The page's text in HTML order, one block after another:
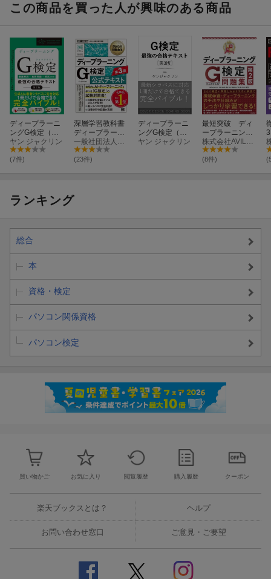
AI・データサイエンス分野の人材育成・教育事業を手がける企
差が付く1冊！
ChatGPT時代のAIリテラシーを身に付けて、キャリアアップを目
解きながら知識アップ！
出題傾向を徹底分析した良質な問題と丁寧な解説で理解がすぐに
この商品を買った人が興味のある商品
ディープラーニ
ングG検定（ジ
ェネラリスト）
最強の合格テキ
スト［第2版］
ヤン ジャクリン
(7件)
深層学習教科書
ディープラーニ
ング G検定（ジ
ェネラリスト）
公式テキスト 第
一般社団法人日本ディープラーニング協会
(23件)
ディープラーニ
ングG検定（ジ
ェネラリスト）
ヤン ジャクリン
最短突破 ディ
ープラーニング
G検定（ジェネ
ラリスト） 問題
集 第2版
株式会社AVILEN 高橋 光太郎
(8件)
ランキング
総合
本
資格・検定
パソコン関係資格
パソコン検定
買い物かご お気に入り 閲覧履歴 購入履歴 クーポン
楽天ブックスとは？ ヘルプ
お問い合わせ窓口 ご意見・ご要望